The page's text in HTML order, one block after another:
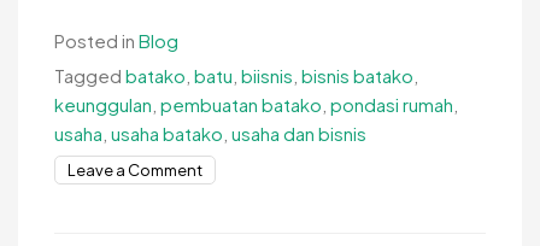
Posted in Blog
Tagged batako batu biisnis bisnis batako
keunggulan pembuatan batako pondasi rumah
usaha usaha batako usaha dan bisnis
Leave a Commenton